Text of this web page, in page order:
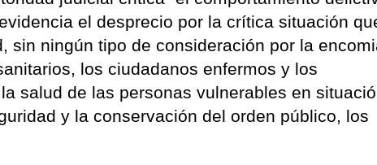
el desprecio por la crítica situación
sin ningún tipo de consideración por la
los ciudadanos enfermos y los
salud de las personas vulnerables en
y la conservación del orden público, los